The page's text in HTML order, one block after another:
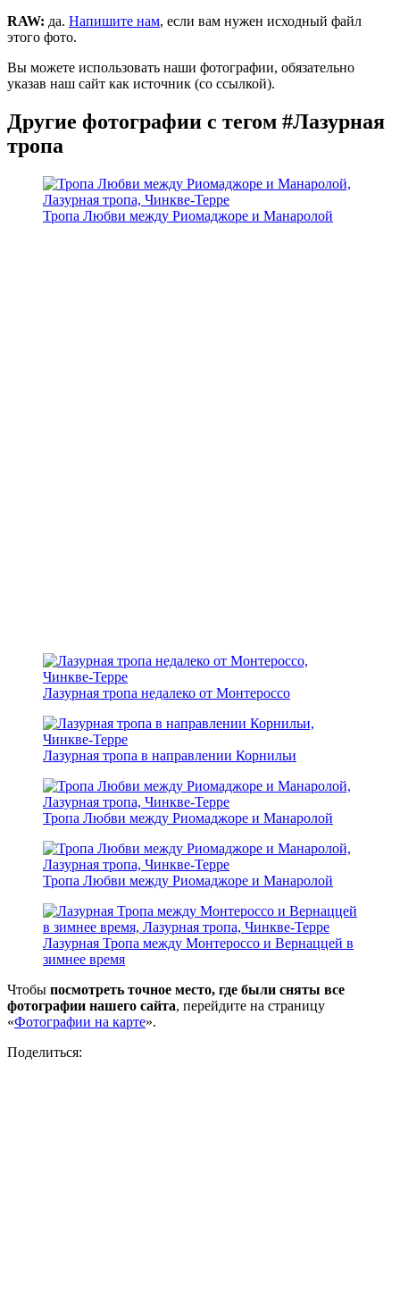
RAW: да. Напишите нам, если вам нужен исходный файл
этого фото.
Вы можете использовать наши фотографии, обязательно
указав наш сайт как источник (со ссылкой).
Другие фотографии с тегом #Лазурная
тропа
Тропа Любви между Риомаджоре и Манаролой
Лазурная тропа недалеко от Монтероссо
Лазурная тропа в направлении Корнильи
Тропа Любви между Риомаджоре и Манаролой
Тропа Любви между Риомаджоре и Манаролой
Лазурная Тропа между Монтероссо и Вернаццей в
зимнее время
Чтобы посмотреть точное место, где были сняты все
фотографии нашего сайта, перейдите на страницу
«Фотографии на карте».
Поделиться: